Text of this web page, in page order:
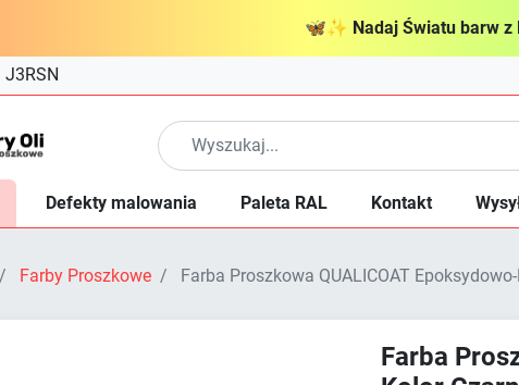
🦋✨ Nadaj Światu barw z
J3RSN
Defekty malowania Paleta RAL Kontakt
Farby Proszkowe Farba Proszkowa QUALICOAT
Farba